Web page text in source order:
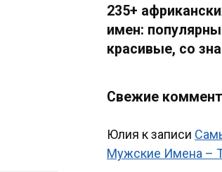
235+
имен:
красивые, со
Свежие
Юлия к записи
Мужские Имена –